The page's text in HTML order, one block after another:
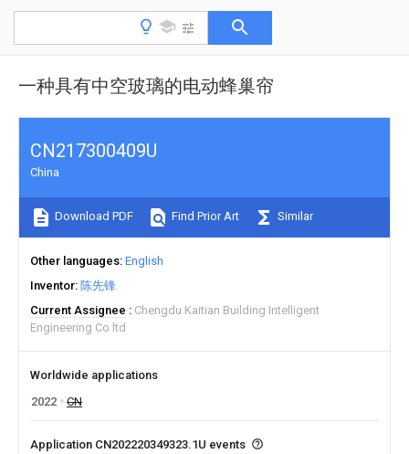
一种具有中空玻璃的电动蜂巢帘
CN217300409U
China
Download PDF Find Prior Art Similar
Other languages English
Inventor 陈先锋
Current Assignee
Chengdu Kaitian Building Intelligent
Engineering Co ltd
Worldwide applications
2022
CN
Application CN202220349323.1U events